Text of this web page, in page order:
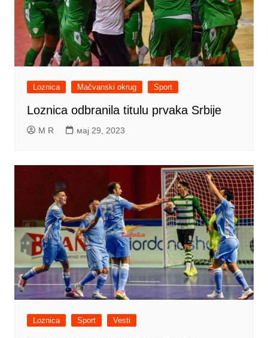
Loznica Mačvanski okrug Sport
Loznica odbranila titulu prvaka Srbije
M R мај 29, 2023
Loznica Sport Vesti